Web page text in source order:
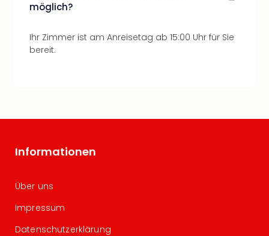
möglich?
Ihr Zimmer ist am Anreisetag ab 15:00 Uhr für Sie
bereit.
Informationen
Über uns
Impressum
Datenschutzerklärung